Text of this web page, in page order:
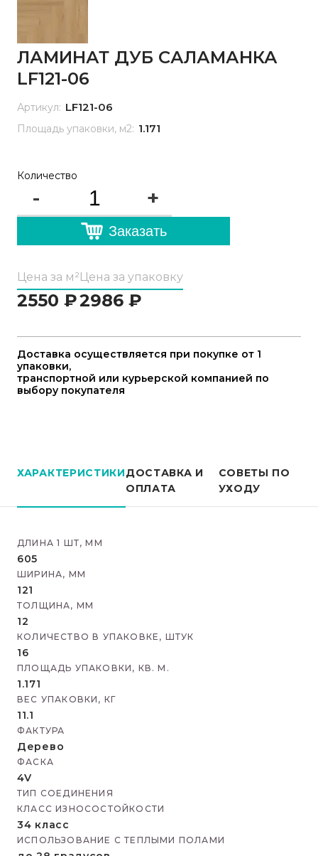
ЛАМИНАТ ДУБ САЛАМАНКА
LF121-06
Артикул: LF121-06
Площадь упаковки, м2: 1.171
Количество
- +
Заказать
Цена за м²
2550 ₽
Цена за упаковку
2986 ₽
Доставка осуществляется при покупке от 1
упаковки,
транспортной или курьерской компанией по
выбору покупателя
ХАРАКТЕРИСТИКИДОСТАВКА И
ОПЛАТА
СОВЕТЫ ПО
УХОДУ
ДЛИНА 1 ШТ, ММ
605
ШИРИНА, ММ
121
ТОЛЩИНА, ММ
12
КОЛИЧЕСТВО В УПАКОВКЕ, ШТУК
16
ПЛОЩАДЬ УПАКОВКИ, КВ. М.
1.171
ВЕС УПАКОВКИ, КГ
11.1
ФАКТУРА
Дерево
ФАСКА
4V
ТИП СОЕДИНЕНИЯ
КЛАСС ИЗНОСОСТОЙКОСТИ
34 класс
ИСПОЛЬЗОВАНИЕ С ТЕПЛЫМИ ПОЛАМИ